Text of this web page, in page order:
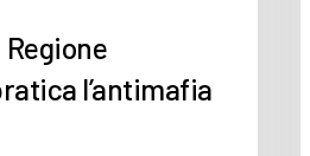
l’antimafia